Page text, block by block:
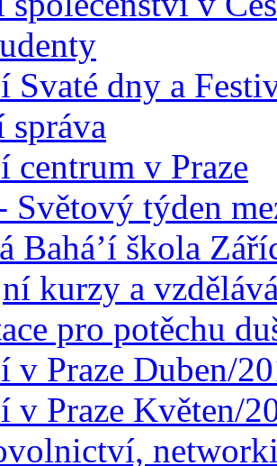
Svaté dny a
správa
centrum v Praze
Světový týden
Bahá’í škola
kurzy a
pro potěchu
v Praze Duben/
v Praze Květen/